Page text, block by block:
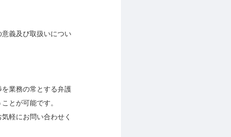
義及び取扱いについ
業務の常とする弁護
とが可能です。
軽にお問い合わせく